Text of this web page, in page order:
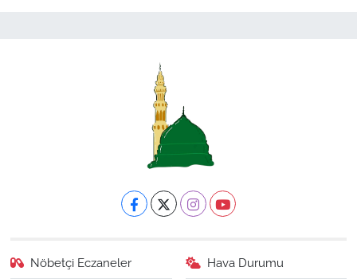
Nöbetçi Eczaneler Hava Durumu